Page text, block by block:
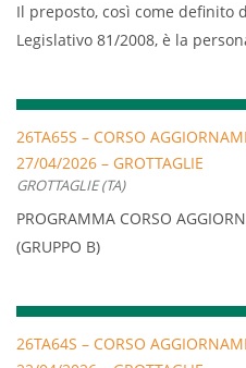
Il preposto, così come definito
Legislativo 81/2008, è la
gerarchici e funzionali
conferitogli, sovrintende
controllandone la corretta
lavoratori.
L’accordo Stato-Regioni del
dell’articolo 37 del Decreto
il preposto frequenti, in
materia di salute e sicurezza
specifico percorso formativo
formazione generale e
26TA65S – CORSO
27/04/2026 – GROTTAGLIE
GROTTAGLIE (TA)
PROGRAMMA CORSO
(GRUPPO B)
Gestione della chiamata
dell’infortunato).
26TA64S – CORSO